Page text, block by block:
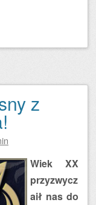
z
Wiek XX
przyzwycz
aił nas do